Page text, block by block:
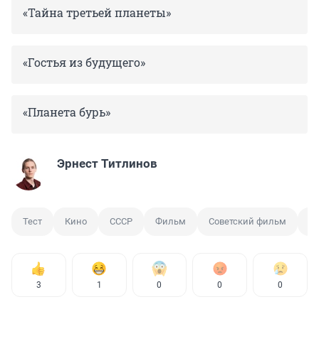
«Тайна третьей планеты»
«Гостья из будущего»
«Планета бурь»
Эрнест Титлинов
Тест Кино СССР Фильм Советский фильм
3 1 0 0 0